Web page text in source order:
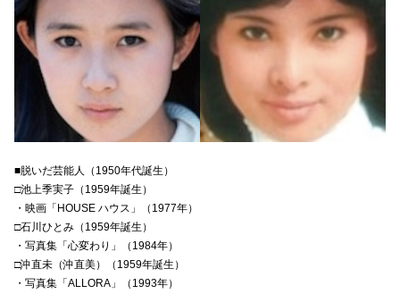
■脱いだ芸能人（1950年代誕生）
□池上季実子（1959年誕生）
・映画「HOUSE ハウス」（1977年）
□石川ひとみ（1959年誕生）
・写真集「心変わり」（1984年）
□沖直未（沖直美）（1959年誕生）
・写真集「ALLORA」（1993年）